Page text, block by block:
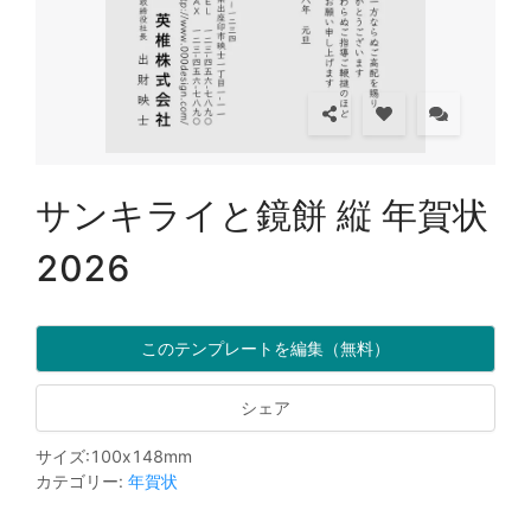
サンキライと鏡餅 縦 年賀状
2026
このテンプレートを編集（無料）
シェア
サイズ:100x148mm
カテゴリー: 年賀状